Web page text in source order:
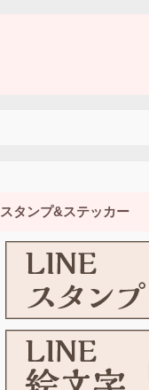
スタンプ&ステッカー